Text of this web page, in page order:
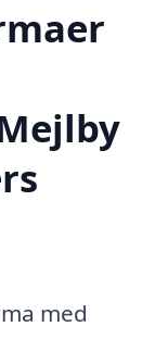
med